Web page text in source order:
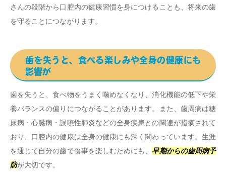
さんの段階から口腔内の健康習慣を身につけることも、将来の歯
を守ることにつながります。
歯を失うと、食べる楽しみや全身の健康にも
影響が
歯を失うと、食べ物をうまく噛めなくなり、消化機能の低下や栄
養バランスの偏りにつながることがあります。また、歯周病は糖
尿病・心臓病・誤嚥性肺炎などの全身疾患との関連が指摘されて
おり、口腔内の健康は全身の健康にも深く関わっています。生涯
を通じて自分の歯で食事を楽しむためにも、早期からの歯周病予
防が大切です。